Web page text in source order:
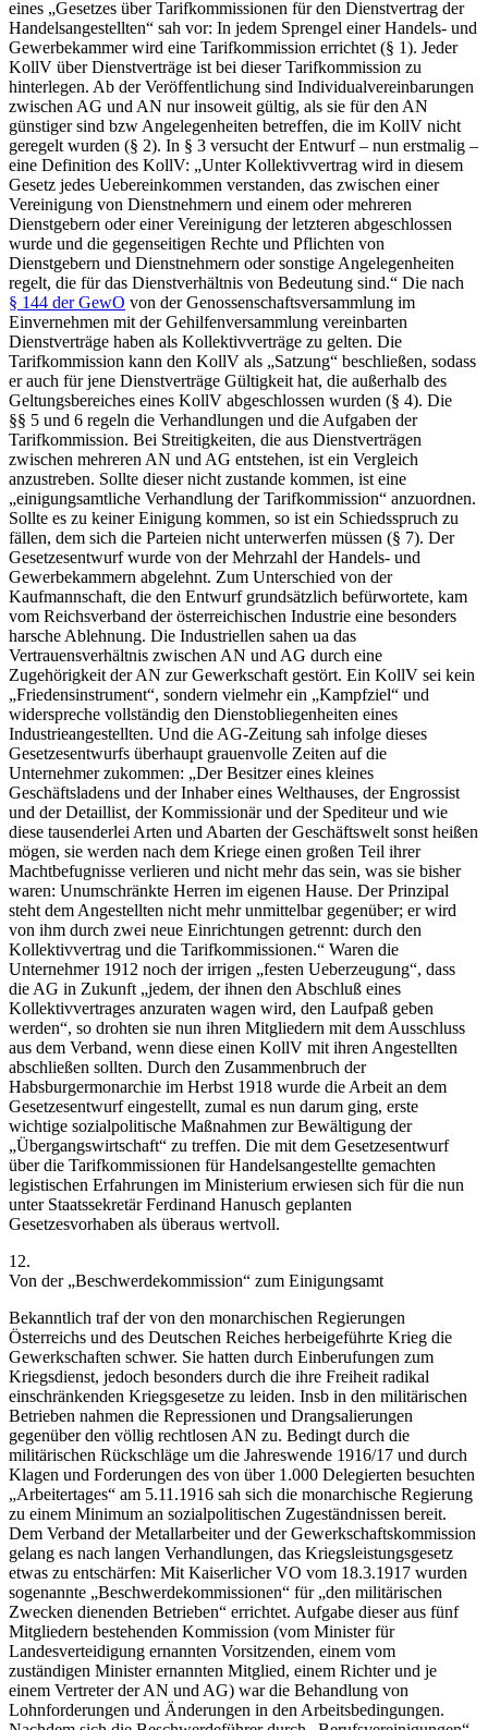
eines „Gesetzes über Tarifkommissionen für den Dienstvertrag der
Handelsangestellten“ sah vor: In jedem Sprengel einer Handels- und
Gewerbekammer wird eine Tarifkommission errichtet (§ 1). Jeder
KollV über Dienstverträge ist bei dieser Tarifkommission zu
hinterlegen. Ab der Veröffentlichung sind Individualvereinbarungen
zwischen AG und AN nur insoweit gültig, als sie für den AN
günstiger sind bzw Angelegenheiten betreffen, die im KollV nicht
geregelt wurden (§ 2). In § 3 versucht der Entwurf – nun erstmalig –
eine Definition des KollV: „Unter Kollektivvertrag wird in diesem
Gesetz jedes Uebereinkommen verstanden, das zwischen einer
Vereinigung von Dienstnehmern und einem oder mehreren
Dienstgebern oder einer Vereinigung der letzteren abgeschlossen
wurde und die gegenseitigen Rechte und Pflichten von
Dienstgebern und Dienstnehmern oder sonstige Angelegenheiten
regelt, die für das Dienstverhältnis von Bedeutung sind.“ Die nach
§ 144 der GewO von der Genossenschaftsversammlung im
Einvernehmen mit der Gehilfenversammlung vereinbarten
Dienstverträge haben als Kollektivverträge zu gelten. Die
Tarifkommission kann den KollV als „Satzung“ beschließen, sodass
er auch für jene Dienstverträge Gültigkeit hat, die außerhalb des
Geltungsbereiches eines KollV abgeschlossen wurden (§ 4). Die
§§ 5 und 6 regeln die Verhandlungen und die Aufgaben der
Tarifkommission. Bei Streitigkeiten, die aus Dienstverträgen
zwischen mehreren AN und AG entstehen, ist ein Vergleich
anzustreben. Sollte dieser nicht zustande kommen, ist eine
„einigungsamtliche Verhandlung der Tarifkommission“ anzuordnen.
Sollte es zu keiner Einigung kommen, so ist ein Schiedsspruch zu
fällen, dem sich die Parteien nicht unterwerfen müssen (§ 7). Der
Gesetzesentwurf wurde von der Mehrzahl der Handels- und
Gewerbekammern abgelehnt. Zum Unterschied von der
Kaufmannschaft, die den Entwurf grundsätzlich befürwortete, kam
vom Reichsverband der österreichischen Industrie eine besonders
harsche Ablehnung. Die Industriellen sahen ua das
Vertrauensverhältnis zwischen AN und AG durch eine
Zugehörigkeit der AN zur Gewerkschaft gestört. Ein KollV sei kein
„Friedensinstrument“, sondern vielmehr ein „Kampfziel“ und
widerspreche vollständig den Dienstobliegenheiten eines
Industrieangestellten. Und die AG-Zeitung sah infolge dieses
Gesetzesentwurfs überhaupt grauenvolle Zeiten auf die
Unternehmer zukommen: „Der Besitzer eines kleines
Geschäftsladens und der Inhaber eines Welthauses, der Engrossist
und der Detaillist, der Kommissionär und der Spediteur und wie
diese tausenderlei Arten und Abarten der Geschäftswelt sonst heißen
mögen, sie werden nach dem Kriege einen großen Teil ihrer
Machtbefugnisse verlieren und nicht mehr das sein, was sie bisher
waren: Unumschränkte Herren im eigenen Hause. Der Prinzipal
steht dem Angestellten nicht mehr unmittelbar gegenüber; er wird
von ihm durch zwei neue Einrichtungen getrennt: durch den
Kollektivvertrag und die Tarifkommissionen.“ Waren die
Unternehmer 1912 noch der irrigen „festen Ueberzeugung“, dass
die AG in Zukunft „jedem, der ihnen den Abschluß eines
Kollektivvertrages anzuraten wagen wird, den Laufpaß geben
werden“, so drohten sie nun ihren Mitgliedern mit dem Ausschluss
aus dem Verband, wenn diese einen KollV mit ihren Angestellten
abschließen sollten. Durch den Zusammenbruch der
Habsburgermonarchie im Herbst 1918 wurde die Arbeit an dem
Gesetzesentwurf eingestellt, zumal es nun darum ging, erste
wichtige sozialpolitische Maßnahmen zur Bewältigung der
„Übergangswirtschaft“ zu treffen. Die mit dem Gesetzesentwurf
über die Tarifkommissionen für Handelsangestellte gemachten
legistischen Erfahrungen im Ministerium erwiesen sich für die nun
unter StaatssekretärFerdinand Hanusch geplanten
Gesetzesvorhaben als überaus wertvoll.
12.
Von der „Beschwerdekommission“ zum Einigungsamt
Bekanntlich traf der von den monarchischen Regierungen
Österreichs und des Deutschen Reiches herbeigeführte Krieg die
Gewerkschaften schwer. Sie hatten durch Einberufungen zum
Kriegsdienst, jedoch besonders durch die ihre Freiheit radikal
einschränkenden Kriegsgesetze zu leiden. Insb in den militärischen
Betrieben nahmen die Repressionen und Drangsalierungen
gegenüber den völlig rechtlosen AN zu. Bedingt durch die
militärischen Rückschläge um die Jahreswende 1916/17 und durch
Klagen und Forderungen des von über 1.000 Delegierten besuchten
„Arbeitertages“ am 5.11.1916 sah sich die monarchische Regierung
zu einem Minimum an sozialpolitischen Zugeständnissen bereit.
Dem Verband der Metallarbeiter und der Gewerkschaftskommission
gelang es nach langen Verhandlungen, das Kriegsleistungsgesetz
etwas zu entschärfen: Mit Kaiserlicher VO vom 18.3.1917 wurden
sogenannte „Beschwerdekommissionen“ für „den militärischen
Zwecken dienenden Betrieben“ errichtet. Aufgabe dieser aus fünf
Mitgliedern bestehenden Kommission (vom Minister für
Landesverteidigung ernannten Vorsitzenden, einem vom
zuständigen Minister ernannten Mitglied, einem Richter und je
einem Vertreter der AN und AG) war die Behandlung von
Lohnforderungen und Änderungen in den Arbeitsbedingungen.